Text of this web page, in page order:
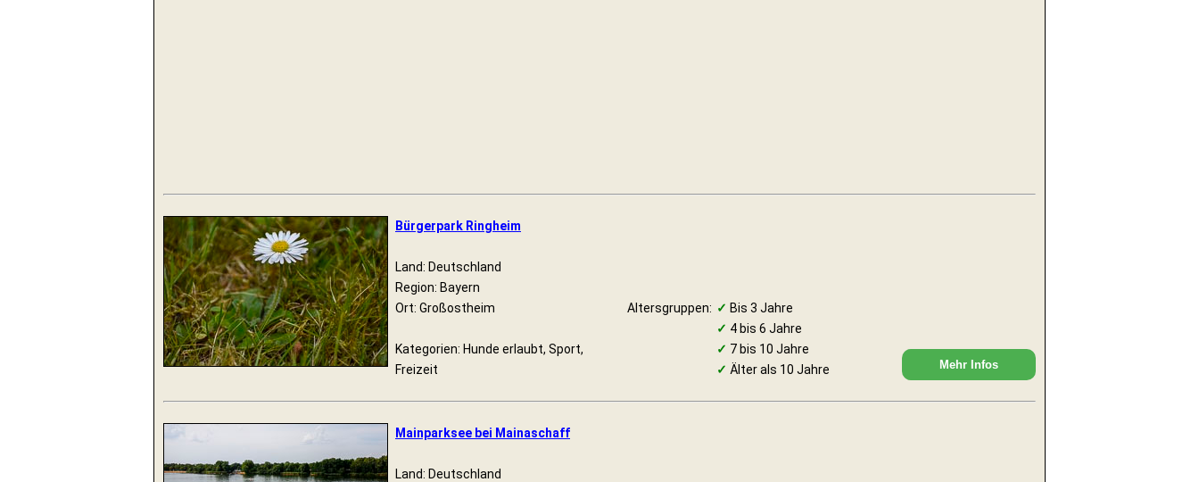
Bürgerpark Ringheim
Land: Deutschland
Region: Bayern
Ort: Großostheim
Kategorien: Hunde erlaubt, Sport,
Freizeit
Altersgruppen: ✓ Bis 3 Jahre
✓ 4 bis 6 Jahre
✓ 7 bis 10 Jahre
✓ Älter als 10 Jahre Mehr Infos
Mainparksee bei Mainaschaff
Land: Deutschland